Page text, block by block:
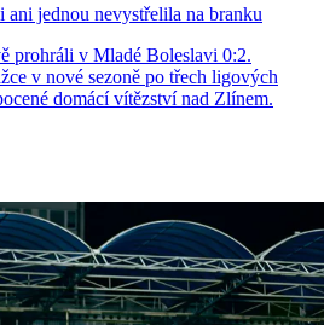
jednou nevystřelila na branku
prohráli v Mladé Boleslavi 0:2.
v nové sezoně po třech ligových
domácí vítězství nad Zlínem.